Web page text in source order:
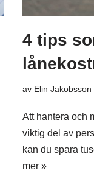
4 tips
av Elin Jakobsson
Att hantera och
viktig del av
kan du spara
mer »